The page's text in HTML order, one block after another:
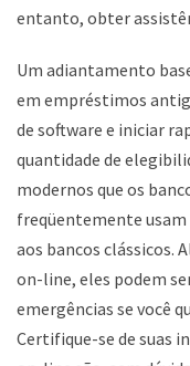
entanto, obter
Um adiantamento
em empréstimos
de software e iniciar
quantidade de
modernos que os
freqüentemente usam
aos bancos clássicos.
on-line, eles podem
emergências se você
Certifique-se de suas